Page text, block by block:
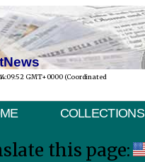
GMT+0000 (Coordinated
COLLECTIONS
this page: